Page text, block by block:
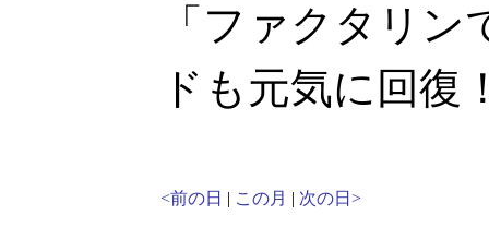
「ファクタリ
ドも元気に回復
<前の日 | この月 | 次の日>